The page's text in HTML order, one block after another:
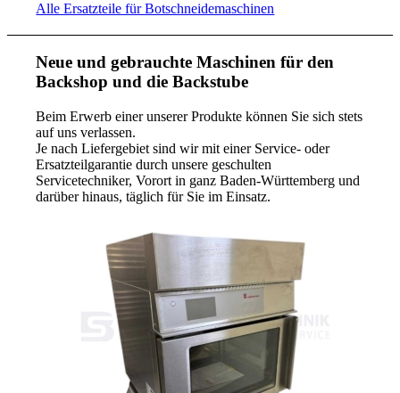
Alle Ersatzteile für Botschneidemaschinen
Neue und gebrauchte Maschinen für den
Backshop und die Backstube
Beim Erwerb einer unserer Produkte können Sie sich stets
auf uns verlassen.
Je nach Liefergebiet sind wir mit einer Service- oder
Ersatzteilgarantie durch unsere geschulten
Servicetechniker, Vorort in ganz Baden-Württemberg und
darüber hinaus, täglich für Sie im Einsatz.